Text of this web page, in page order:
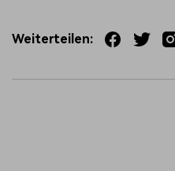
Weiterteilen: